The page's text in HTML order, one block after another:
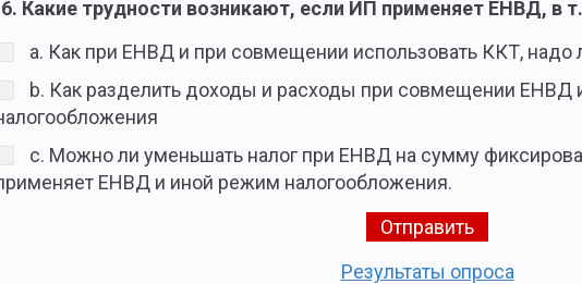
6. Какие трудности возникают, если ИП применяет ЕНВД, в
a. Как при ЕНВД и при совмещении использовать ККТ, надо
b. Как разделить доходы и расходы при совмещении ЕНВД
c. Можно ли уменьшать налог при ЕНВД на сумму
ЕНВД и иной режим налогообложения.
Результаты опроса